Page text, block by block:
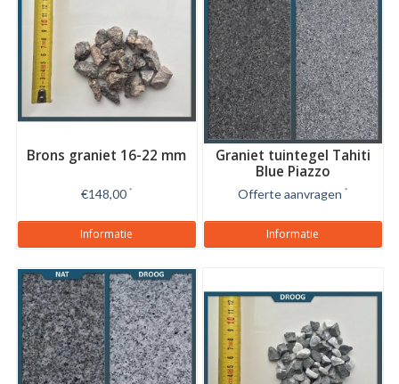
Brons graniet 16-22 mm
€148,00 *
Informatie
Graniet tuintegel Tahiti
Blue Piazzo
Offerte aanvragen *
Informatie